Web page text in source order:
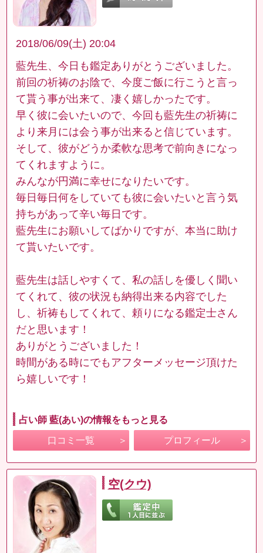
2018/06/09(土) 20:04
藍先生、今日も鑑定ありがとうございました。
前回の祈祷のお陰で、今度ご飯に行こうと言っ
て貰う事が出来て、凄く嬉しかったです。
早く彼に会いたいので、今回も藍先生の祈祷に
より来月には会う事が出来ると信じています。
そして、彼がどうか柔軟な思考で前向きになっ
てくれますように。
みんなが円満に幸せになりたいです。
毎日毎日何をしていても彼に会いたいと言う気
持ちがあって辛い毎日です。
藍先生にお願いしてばかりですが、本当に助け
て貰いたいです。
藍先生は話しやすくて、私の話しを優しく聞い
てくれて、彼の状況も納得出来る内容でした
し、祈祷もしてくれて、頼りになる鑑定士さん
だと思います！
ありがとうございました！
時間がある時にでもアフターメッセージ頂けた
ら嬉しいです！
占い師 藍(あい)の情報をもっと見る
口コミ一覧 プロフィール
空(クウ)